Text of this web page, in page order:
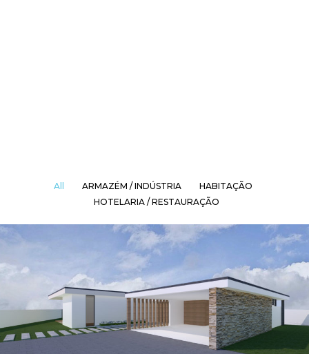
All ARMAZÉM / INDÚSTRIA
HABITAÇÃO
HOTELARIA / RESTAURAÇÃO